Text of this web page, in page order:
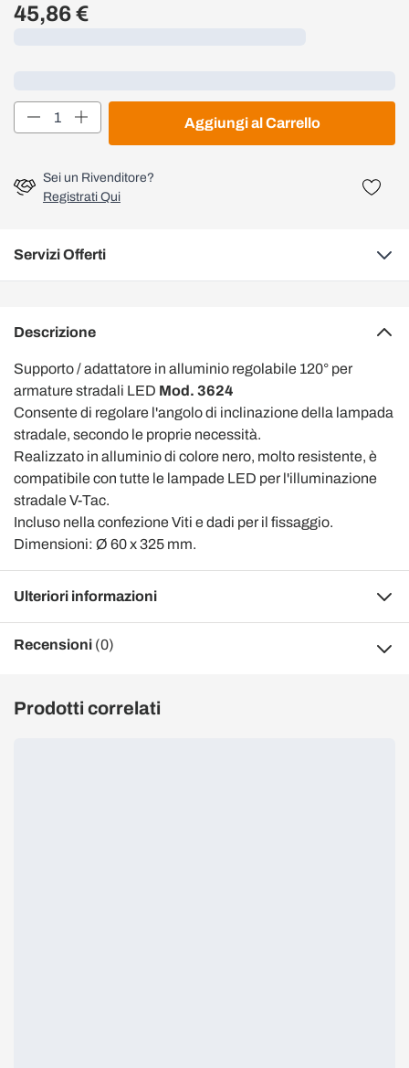
45,86 €
Quantità
Aggiungi al Carrello
Sei un Rivenditore?
Registrati Qui
Servizi Offerti
Descrizione
Supporto / adattatore in alluminio regolabile 120° per
armature stradali LED Mod. 3624
Consente di regolare l'angolo di inclinazione della lampada
stradale, secondo le proprie necessità.
Realizzato in alluminio di colore nero, molto resistente, è
compatibile con tutte le lampade LED per l'illuminazione
stradale V-Tac.
Incluso nella confezione Viti e dadi per il fissaggio.
Dimensioni: Ø 60 x 325 mm.
Ulteriori informazioni
Recensioni (0)
Prodotti correlati